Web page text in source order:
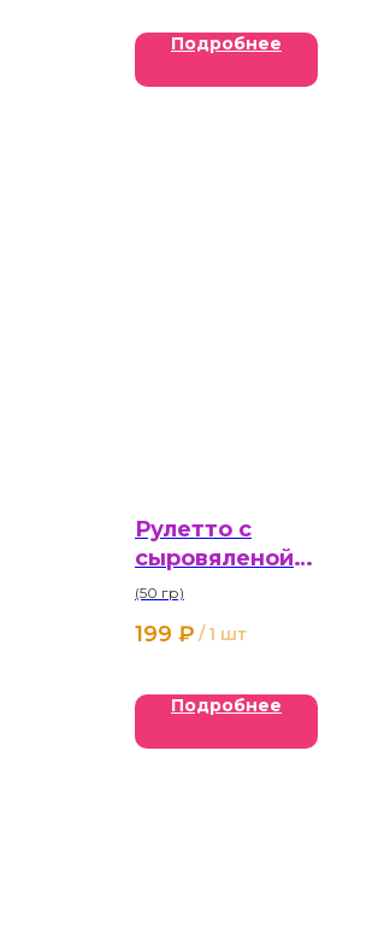
Подробнее
Рулетто с
сыровяленой
говядиной 50 г
(50 гр)
199 ₽ / 1 шт
Подробнее